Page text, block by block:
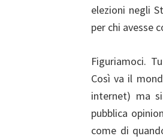
elezioni negli
per chi avesse
Figuriamoci.
Così va il
internet) ma
pubblica
come di